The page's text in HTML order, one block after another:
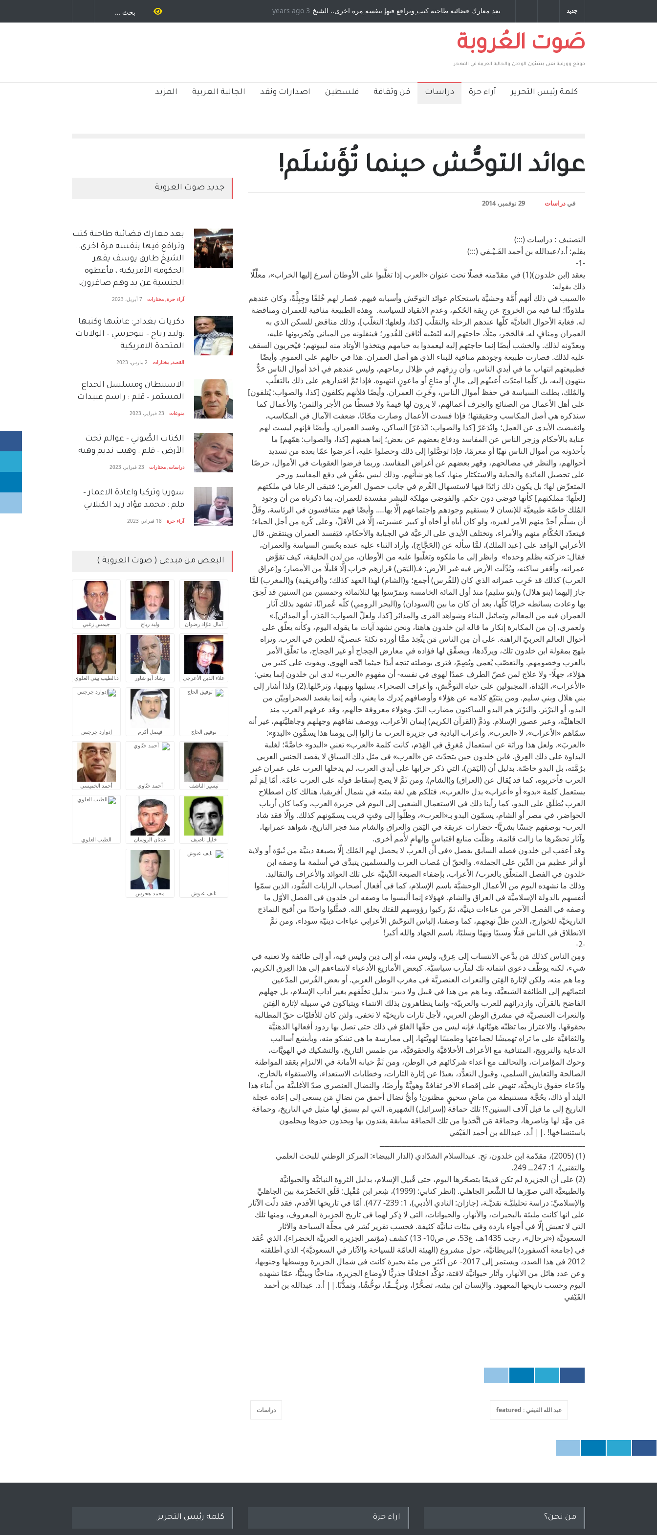
جديد دكريات بغداد ٍ: عاشها وكتبها :وليد رباح – نيوجرسي – الولايات المتحدة
الامريكية
طاحنة كتب وترافع فيها بنفسه مرة اخرى.. الشيخ
صاغرون،
3 years ago
صَوت العُروبة
موقع وورقية تعنى بشئون الوطن والجاليه العربية في المهجر
كلمة رئيس التحرير آراء حرة دراسات فن وثقافة فلسطين اصدارات ونقد الجالية العربية المزيد
عوائد التوحُّش حينما تُؤَسْلَم!
في دراسات 29 نوفمبر، 2014
التصنيف : دراسات (:::)
بقلم: أ.د/عبدالله بن أحمد الفَـيْـفي (:::)
-1-
يعقد (ابن خلدون)(1) في مقدّمته فصلًا تحت عنوان «العرب إذا تغلَّبوا على الأوطان أسرع إليها الخراب»، معلِّلًا
ذلك بقوله:
«السبب في ذلك أنهم أُمَّة وحشيَّة باستحكام عوائد التوحّش وأسبابه فيهم. فصار لهم خُلقًا وجِبِلَّةً، وكان عندهم
ملذوذًا؛ لما فيه من الخروج عن رِبقة الحُكم، وعدم الانقياد للسياسة. وهذه الطبيعة منافية للعمران ومناقضة
له. فغاية الأحوال العاديَّة كلّها عندهم الرحلة والتقلّب [كذا، ولعلها: التغلّب]، وذلك مناقض للسكن الذي به
العمران ومنافٍ له. فالحَجَر، مثلًا، حاجتهم إليه لنَصْبه أثافيَ للقُدور؛ فينقلونه من المباني ويُخربونها عليه،
ويعدّونه لذلك. والخشب أيضًا إنما حاجتهم إليه ليعمدوا به خيامهم ويتخذوا الأوتاد منه لبيوتهم؛ فيُخربون السقف
عليه لذلك. فصارت طبيعة وجودهم منافية للبناء الذي هو أصل العمران. هذا في حالهم على العموم. وأيضًا
فطبيعتهم انتهاب ما في أيدي الناس، وأن رِزقهم في ظِلال رماحهم، وليس عندهم في أخذ أموال الناس حَدٌّ
ينتهون إليه، بل كلّما امتدّت أعينُهم إلى مالٍ أو متاعٍ أو ماعونٍ انتهبوه. فإذا تَمَّ اقتدارهم على ذلك بالتغلّب
والمُلك، بطلت السياسة في حفظ أموال الناس، وخَرِبَ العمران. وأيضًا فلأنهم يكلفون [كذا، والصواب: يُتلفون]
على أهل الأعمال من الصنائع والحِرف أعمالهم، لا يرون لها قيمةً ولا قسطًا من الأجر والثمن؛ والأعمال كما
سنذكره هي أصل المكاسب وحقيقتها؛ فإذا فسدت الأعمال وصارت مجّانًا، ضعفت الآمال في المكاسب،
وانقبضت الأيدي عن العمل؛ وابْدَعَرّ [كذا والصواب: ابْذَعَرّ] الساكن، وفسد العمران. وأيضًا فإنهم ليست لهم
عناية بالأحكام وزجر الناس عن المفاسد ودفاع بعضهم عن بعض؛ إنما همتهم [كذا، والصواب: همّهم] ما
يأخذونه من أموال الناس نهبًا أو مغرمًا، فإذا توصَّلوا إلى ذلك وحصلوا عليه، أعرضوا عمّا بعده من تسديد
أحوالهم، والنظر في مصالحهم، وقهر بعضهم عن أغراض المفاسد. وربما فرضوا العقوبات في الأموال، حرصًا
على تحصيل الفائدة والجباية والاستكثار منها، كما هو شأنهم. وذلك ليس بمُغْنٍ في دفع المفاسد وزجر
المتعرِّض لها؛ بل يكون ذلك زائدًا فيها لاستسهال الغُرم في جانب حصول الغرض؛ فتبقى الرعايا في ملكتهم
[لعلّها: مملكتهم] كأنها فوضى دون حكم. والفوضى مهلكة للبشر مفسدة للعمران، بما ذكرناه من أن وجود
المُلك خاصّة طبيعيَّة للإنسان لا يستقيم وجودهم واجتماعهم إلَّا بها…. وأيضًا فهم متنافسون في الرئاسة، وقَلَّ
أن يسلِّم أحدٌ منهم الأمر لغيره، ولو كان أباه أو أخاه أو كبير عشيرته، إلَّا في الأقلّ، وعلى كُره من أجل الحياء؛
فيتعدّد الحُكَّام منهم والأمراء، وتختلف الأيدي على الرعيَّة في الجباية والأحكام، فيَفسد العمران وينتقض. قال
الأعرابي الوافد على (عبد الملك)، لمَّا سأله عن (الحَجَّاج)، وأراد الثناء عليه عنده بحُسن السياسة والعمران،
فقال: «تركته يظلم وحده!» وانظر إلى ما ملكوه وتغلّبوا عليه من الأوطان، من لدن الخليقة، كيف تقوَّض
عمرانه، وأقفر ساكنه، وبُدِّلَت الأرض فيه غير الأرض: فـ(اليَمَن) قرارهم خراب إلَّا قليلًا من الأمصار؛ و(عراق
العرب) كذلك قد خَرِب عمرانه الذي كان (للفُرس) أجمع؛ و(الشام) لهذا العهد كذلك؛ و(أفريقية) و(المغرب) لمَّا
جاز إليهما (بنو هلال) و(بنو سليم) منذ أول المائة الخامسة وتمرّسوا بها لثلاثمائة وخمسين من السنين قد لَحِقَ
بها وعادت بسائطه خرابًا كلّها، بعد أن كان ما بين (السودان) و(البحر الرومي) كلّه عُمرانًا، تشهد بذلك آثار
العمران فيه من المعالم وتماثيل البناء وشواهد القرى والمداثر [كذا، ولعلّ الصواب: المَدَر، أو المدائن].»
ولعمري، إن من المكابرة إنكار ما قاله ابن خلدون هاهنا، ونحن نشهد آيات ما يقوله اليوم، وكأنه يعلّق على
أحوال العالم العربيّ الراهنة. على أن مِن الناس مَن يتَّخِذ ممَّا أورده تكئةً عنصريَّة للطعن في العرب. وتراه
يلهج بمقولة ابن خلدون تلك، ويردِّدها، ويصفِّق لها فؤاده في معارض الحِجاج أو غير الحِجاج، ما تعلّق الأمر
بالعرب وخصومهم. والتعصّب يُعمي ويُصِمّ، فترى بوصلته تتجه أبدًا حيثما اتّجه الهوى. ويفوت على كثير من
هؤلاء، جهلًا- ولا علاج لمن غضّ الطرف عمدًا لهوى في نفسه- أن مفهوم «العرب» لدى ابن خلدون إنما يعني:
«الأعراب»، البُداة، المجبولين على حياة التوحُّش، وأعراف الصحراء، بسلبها ونهبها، وترحّلها.(2) ولذا أشار إلى
بني هلال وبني سليم. ومن يتتبّع كلامه عن هؤلاء وأوصافهم يُدرك ما يعني، وأنه إنما يقصد الصحراوييّن من
البدو، أو البَرْبَر. والبَرْبَر هم البدو الساكنون مضارب البَرّ. وهؤلاء معروفة حالهم، وقد عرفهم العرب منذ
الجاهليَّة، وعبر عصور الإسلام. وذمَّ (القرآن الكريم) إيمان الأعراب، ووصف نفاقهم وجهلهم وجاهليَّتهم، غير أنه
سمّاهم «الأعراب»، لا «العرب». وأعراب البادية في جزيرة العرب ما زالوا إلى يومنا هذا يسمُّون «البدوَ»:
«العربَ». ولعل هذا وراثة عن استعمال مُغرِق في القِدَم، كانت كلمة «العرب» تعني «البدو» خاصَّةً؛ لغلبة
البداوة على ذلك العِرق. فابن خلدون حين يتحدّث عن «العرب» في مثل ذلك السياق لا يقصد الجنس العربي
برُمَّته، بل البدو خاصّة. بدليل أن (اليَمَن)، التي ذكر خرابها على أيدي العرب، لم يدخلها العرب على عمران غير
العرب فأخربوه، كما قد يُقال عن (العراق) و(الشام). ومن ثَمَّ لا يصح إسقاط قوله على العرب عامّة. أمّا لِمَ لَم
يستعمل كلمة «بدو» أو «أعراب» بدل «العرب»، فتلكم هي لغة بيئته في شمال أفريقيا، هنالك كان اصطلاح
العرب يُطلَق على البدو، كما رأينا ذلك في الاستعمال الشعبي إلى اليوم في جزيرة العرب، وكما كان أرباب
الحواضر، في مصر أو الشام، يسمّون البدو بـ«العرب»، وظلّوا إلى وقتٍ قريب يسمّونهم كذلك. وإلّا فقد شاد
العرب- بوصفهم جنسًا بشريًّا- حضارات عريقة في اليَمَن والعراق والشام منذ فجر التاريخ، شواهد عمرانها،
وآثار تحضّرها ما زالت قائمة، وظلّت منابع اقتباسٍ وإلهامٍ لأُمم أخرى.
وقد أعقب ابن خلدون فصله السابق بفصل «في أن العرب لا يحصل لهم المُلك إلّا بصبغة دينيَّة من نُبوّة أو ولاية
أو أثر عظيم من الدِّين على الجملة». والحقّ أن مُصاب العرب والمسلمين يتبدَّى في أسلمة ما وصفه ابن
خلدون في الفصل المتعلّق بالعرب/ الأعراب، بإضفاء الصبغة الدِّينيَّة على تلك العوائد والأعراف والتقاليد.
وذلك ما نشهده اليوم من الأعمال الوحشيَّة باسم الإسلام، كما في أفعال أصحاب الرايات السُّود، الذين سمّوا
أنفسهم بالدولة الإسلاميَّة في العراق والشام. فهؤلاء إنما ألبسوا ما وصفه ابن خلدون في الفصل الأوّل ما
وصفه في الفصل الآخر من عباءات دينيَّة، ثمّ ركبوا رؤوسهم للفتك بخلق الله. فمثَّلوا واحدًا من أقبح النماذج
التاريخيَّة للخوارج، الذين ظلّ نهجهم، كما وصفنا، إلباس التوحّش الأعرابي عباءات دينيّة سوداء، ومن ثمَّ
الانطلاق في الناس قتلًا وسبيًا ونهبًا وسلبًا، باسم الجهاد والله أكبر!
-2-
ومِن الناس كذلك مَن يدَّعي الانتساب إلى عِرق، وليس منه، أو إلى دِين وليس فيه، أو إلى طائفة ولا تعنيه في
شيء، لكنه يوظّف دعوى انتمائه تك لمآرب سياسيَّة. كبعض الأمازيغ الأدعياء لانتماءهم إلى هذا العِرق الكريم،
وما هم منه، ولكن لإثارة الفِتن والنعرات العنصريَّة في مغرب الوطن العربي. أو بعض الفُرس المدّعين
انتمائهم إلى الطائفة الشيعيَّة، وما هم من هذا في قبيل ولا دبير- بدليل تخلّقهم بغير آداب الإسلام، بل جهلهم
الفاضح بالقرآن، وازدرائهم للعرب والعربيّة- وإنما يتظاهرون بذلك الانتماء ويتباكون في سبيله لإثارة الفِتن
والنعرات العنصريَّة في مشرق الوطن العربي، لأجل ثارات تاريخيّة لا تخفى. ولئن كان للأقليّات حقّ المطالبة
بحقوقها، والاعتزاز بما تظنّه هويّاتها، فإنه ليس من حقّها الغلوّ في ذلك حتى تصل بها ردود أفعالها الذهنيَّة
والثقافيَّة على ما تراه تهميشًا لجماعتها وطمسًا لهويَّتها، إلى ممارسة ما هي تشكو منه، وبأبشع أساليب
الدعاية والترويج، المتنافية مع الأعراف الأخلاقيَّة والحقوقيَّة، من طمس التاريخ، والتشكيك في الهويَّات،
وحوك المؤامرات، والتحالف مع أعداء شركائهم في الوطن، ومن ثَمَّ خيانة الأمانة في الالتزام بعَقد المواطنة
الصالحة والتعايش السلمي، وقبول التعدُّد، بعيدًا عن إثارة الثارات، وخطابات الاستعداء، والاستقواء بالخارج،
وادّعاء حقوق تاريخيَّة، تنهض على إقصاء الآخر ثقافةً وهويَّةً وأرضًا، والنضال العنصري ضدّ الأغلبيَّة من أبناء هذا
البلد أو ذاك، بحُجَّة مستنبطة من ماضٍ سحيقٍ مظنون! وأيُّ نضال أحمق من نضالِ مَن يسعى إلى إعادة عجلة
التاريخ إلى ما قبل آلاف السنين؟! تلك حماقة (إسرائيل) الشهيرة، التي لم يسبق لها مثيل في التاريخ، وحماقة
مَن مهَّد لها وناصرها، وحماقة مَن اتَّخذوا من تلك الحماقة سابقة يقتدون بها ويحذون حذوها ويحلمون
باستنساخها! .|| أ.د. عبدالله بن أحمد الفَيْفي
ــــــــــــــــــــــــــــــــــــــــــــــــــــــــــــــــــــــــــــــــــــ
(1) (2005)، مقدّمة ابن خلدون، تح. عبدالسلام الشدّادي (الدار البيضاء: المركز الوطني للبحث العلمي
والتقني)، 1: 247ــ 249.
(2) على أن الجزيرة لم تكن قديمًا بتصحّرها اليوم، حتى قُبيل الإسلام، بدليل الثروة النباتيَّة والحيوانيَّة
والطبيعيَّة التي صوّرها لنا الشِّعر الجاهلي. (انظر كتابي: (1999)، شِعر ابن مُقْبِل: قَلَق الخَضْرَمة بين الجاهليِّ
والإسلاميِّ: دراسة تحليليَّـة نقديَّـة، (جازان: النادي الأدبي)، 1: 239- 477). أمّا في تاريخها الأقدم، فقد دلّت الآثار
على انها كانت مليئة بالبحيرات، والأنهار، والحيوانات، التي لا ذِكر لهما في تاريخ الجزيرة المعروف، ومنها تلك
التي لا تعيش إلّا في أجواء باردة وفي بيئات نباتيَّة كثيفة. فحسب تقرير نُشر في مجلّة السياحة والآثار
السعوديَّة («ترحال»، رجب 1435هـ، ع53، ص ص10- 13) كشف (مؤتمر الجزيرة العربيَّة الخضراء)، الذي عُقد
في (جامعة أكسفورد) البريطانيَّة، حول مشروع (الهيئة العامّة للسياحة والآثار في السعوديَّة)- الذي أطلقته
2012 في هذا الصدد، ويستمر إلى 2017- عن أكثر من مئة بحيرة كانت في شمال الجزيرة ووسطها وجنوبها،
وعن عدد هائل من الأنهار، وآثار حيوانيَّة لافتة، تؤكِّد اختلافًا جذريًّا لأوضاع الجزيرة، مناخيًّا وبيئيًّا، عمّا تشهده
اليوم وحسب تاريخها المعهود. والإنسان ابن بيئته، تصحُّرًا، وتريُّــفًا، توحُّشًا، وتمدُّنًا.|| أ.د. عبدالله بن أحمد
الفَيْفي
عبد الله الفيفي : featured دراسات
جديد صوت العروبة
بعد معارك قضائية طاحنة كتب
وترافع فيها بنفسه مرة اخرى..
الشيخ طارق يوسف يقهر
الحكومة الأمريكية ، فأعطوه
الجنسية عن يد وهم صاغرون،
آراء حرة, مختارات 7 أبريل، 2023
دكريات بغداد ٍ: عاشها وكتبها
:وليد رباح – نيوجرسي – الولايات
المتحدة الامريكية
القصة, مختارات 2 مارس، 2023
الاستيطان ومسلسل الخداع
المستمر – قلم : راسم عبيدات
منوعات 23 فبراير، 2023
الكتاب الصَّوتي – عوالم تحت
الأرض – قلم : وهيب نديم وهبه
دراسات, مختارات 23 فبراير، 2023
سوريا وتركيا واعادة الاعمار –
قلم : محمد فؤاد زيد الكيلاني
آراء حرة 18 فبراير، 2023
البعض من مبدعي ( صوت العروبة )
آمال عوّاد رضوان وليد رباح جيمس زغبي
علاء الدين الأعرجي رشاد أبو شاور د.الطيب بيتي العلوي
توفيق الحاج فيصل أكرم إدوارد جرجس
تيسير الناشف أحمد ختّاوي أحمد الخميسي
خليل ناصيف عدنان الروسان الطيب العلوي
نايف عبوش محمد هجرس
من نحن؟ اراء حرة كلمة رئيس التحرير